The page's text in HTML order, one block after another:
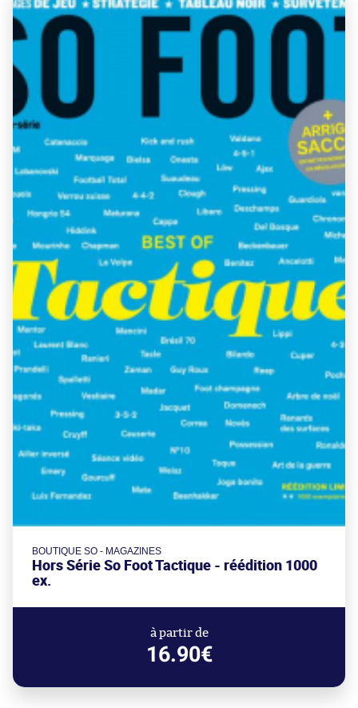
BOUTIQUE SO - MAGAZINES
Hors Série So Foot Tactique - réédition 1000
ex.
à partir de
16.90€